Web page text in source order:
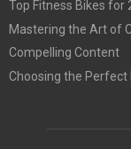
Top Fitness Bikes for
Mastering the Art of
Compelling Content
Choosing the Perfect